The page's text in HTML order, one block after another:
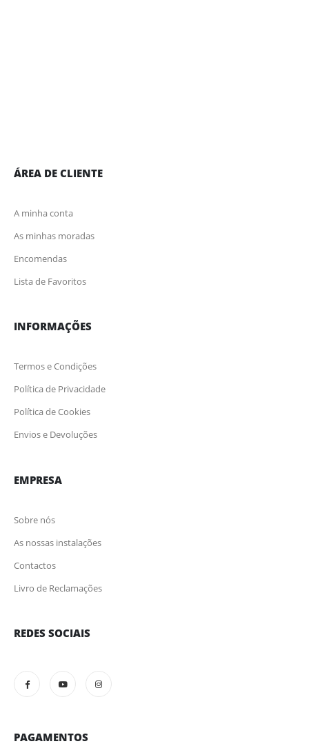
ÁREA DE CLIENTE
A minha conta
As minhas moradas
Encomendas
Lista de Favoritos
INFORMAÇÕES
Termos e Condições
Política de Privacidade
Política de Cookies
Envios e Devoluções
EMPRESA
Sobre nós
As nossas instalações
Contactos
Livro de Reclamações
REDES SOCIAIS
PAGAMENTOS